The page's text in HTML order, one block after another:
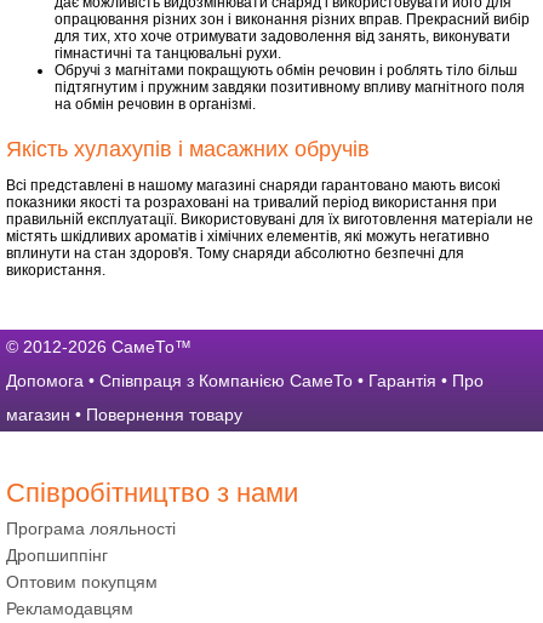
опрацювання різних зон і виконання різних вправ. Прекрасний вибір
для тих, хто хоче отримувати задоволення від занять, виконувати
гімнастичні та танцювальні рухи.
Обручі з магнітами покращують обмін речовин і роблять тіло більш
підтягнутим і пружним завдяки позитивному впливу магнітного поля
на обмін речовин в організмі.
Якість хулахупів і масажних обручів
Всі представлені в нашому магазині снаряди гарантовано мають високі
показники якості та розраховані на тривалий період використання при
правильній експлуатації. Використовувані для їх виготовлення матеріали не
містять шкідливих ароматів і хімічних елементів, які можуть негативно
вплинути на стан здоров'я. Тому снаряди абсолютно безпечні для
використання.
© 2012-2026 СамеТо™
Допомога • Співпраця з Компанією СамеТо • Гарантія • Про
магазин • Повернення товару
Співробітництво з нами
Програма лояльності
Дропшиппінг
Оптовим покупцям
Рекламодавцям